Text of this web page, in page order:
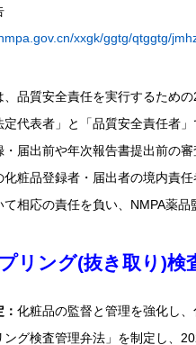
xxgk/ggtg/qtggtg/
、品質安全責任を実行するため
定代表者」と「品質安全責任者
・届出前や年次報告書提出前の
化粧品登録者・届出者の境内責
相応の責任を負い、NMPA薬
リング(抜き取り)検
化粧品の監督と管理を強化し
グ検査管理弁法」を制定し、